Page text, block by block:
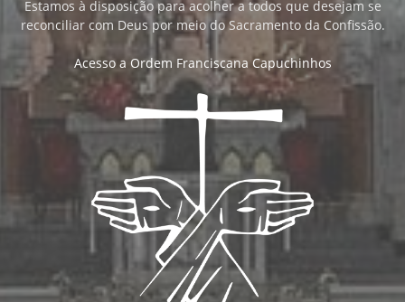
Estamos à disposição para acolher a todos que desejam se
reconciliar com Deus por meio do Sacramento da Confissão.
Acesso a Ordem Franciscana Capuchinhos